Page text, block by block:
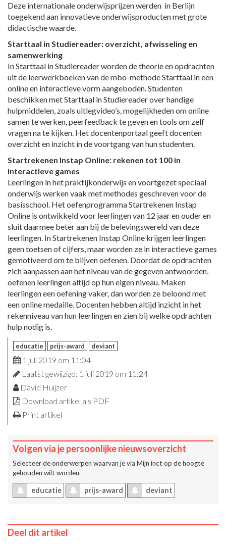
Deze internationale onderwijsprijzen werden in Berlijn
toegekend aan innovatieve onderwijsproducten met grote
didactische waarde.
Starttaal in Studiereader: overzicht, afwisseling en
samenwerking
In Starttaal in Studiereader worden de theorie en opdrachten
uit de leerwerkboeken van de mbo-methode Starttaal in een
online en interactieve vorm aangeboden. Studenten
beschikken met Starttaal in Studiereader over handige
hulpmiddelen, zoals uitlegvideo’s, mogelijkheden om online
samen te werken, peerfeedback te geven en tools om zelf
vragen na te kijken. Het docentenportaal geeft docenten
overzicht en inzicht in de voortgang van hun studenten.
Startrekenen Instap Online: rekenen tot 100 in
interactieve games
Leerlingen in het praktijkonderwijs en voortgezet speciaal
onderwijs werken vaak met methodes geschreven voor de
basisschool. Het oefenprogramma Startrekenen Instap
Online is ontwikkeld voor leerlingen van 12 jaar en ouder en
sluit daarmee beter aan bij de belevingswereld van deze
leerlingen. In Startrekenen Instap Online krijgen leerlingen
geen toetsen of cijfers, maar worden ze in interactieve games
gemotiveerd om te blijven oefenen. Doordat de opdrachten
zich aanpassen aan het niveau van de gegeven antwoorden,
oefenen leerlingen altijd op hun eigen niveau. Maken
leerlingen een oefening vaker, dan worden ze beloond met
een online medaille. Docenten hebben altijd inzicht in het
rekenniveau van hun leerlingen en zien bij welke opdrachten
hulp nodig is.
educatie prijs-award deviant
1 juli 2019 om 11:04
Laatst gewijzigd: 1 juli 2019 om 11:24
David Huijzer
Download artikel als PDF
Print artikel
Volgen via je persoonlijke nieuwsoverzicht
Selecteer de onderwerpen waarvan je via Mijn inct op de hoogte
gehouden wilt worden.
educatie prijs-award deviant
Deel dit artikel